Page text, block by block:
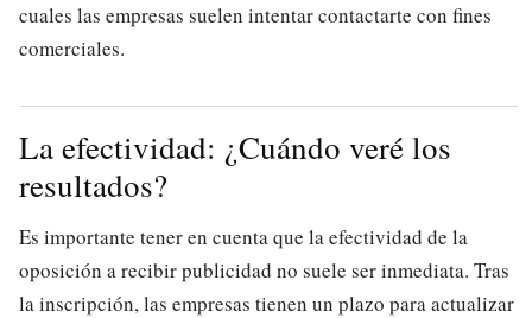
cuales las empresas suelen intentar contactarte con fines
comerciales.
La efectividad: ¿Cuándo veré los
resultados?
Es importante tener en cuenta que la efectividad de la
oposición a recibir publicidad no suele ser inmediata. Tras
la inscripción, las empresas tienen un plazo para actualizar